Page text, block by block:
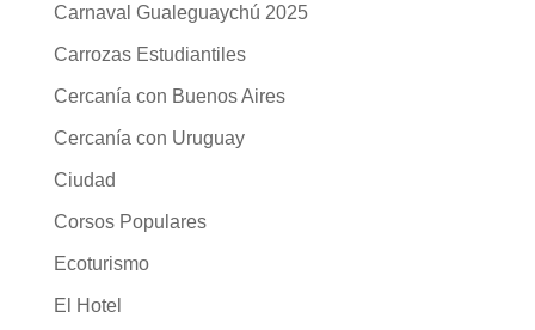
Carnaval Gualeguaychú 2025
Carrozas Estudiantiles
Cercanía con Buenos Aires
Cercanía con Uruguay
Ciudad
Corsos Populares
Ecoturismo
El Hotel